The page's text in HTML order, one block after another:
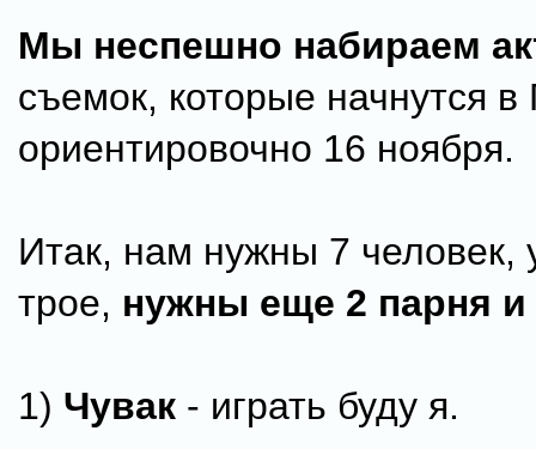
Мы неспешно набираем
съемок, которые начнутся в
ориентировочно 16 ноября.
Итак, нам нужны 7 человек,
трое, нужны еще 2 парня
1) Чувак - играть буду я.